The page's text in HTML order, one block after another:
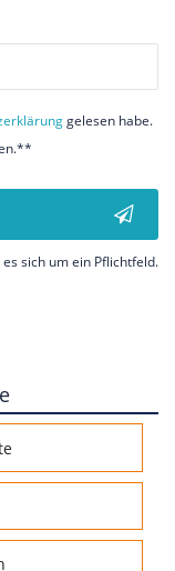
gelesen habe.
sich um ein Pflichtfeld.